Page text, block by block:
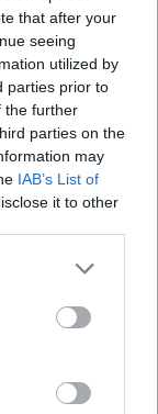
that after your
seeing
utilized by
parties prior to
the further
parties on the
may
IAB’s List of
it to other
more Google
may click to
party tags to
below Google